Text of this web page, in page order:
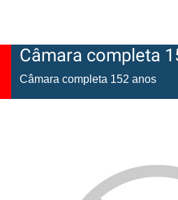
Câmara completa
Câmara completa 152 anos